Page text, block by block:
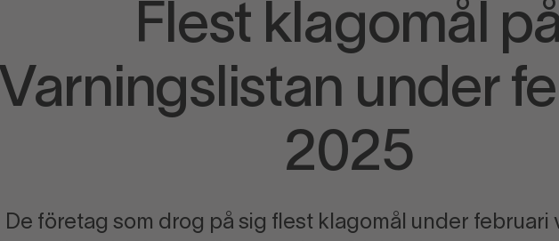
Flest klagomål
Varningslistan under
2025
De företag som drog på sig flest klagomål under februari